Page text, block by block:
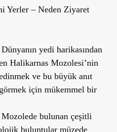
Yerler – Neden Ziyaret
yedi harikasından
Halikarnas Mozolesi’nin
ve bu büyük anıt
görmek için mükemmel bir
bulunan çeşitli
buluntular müzede